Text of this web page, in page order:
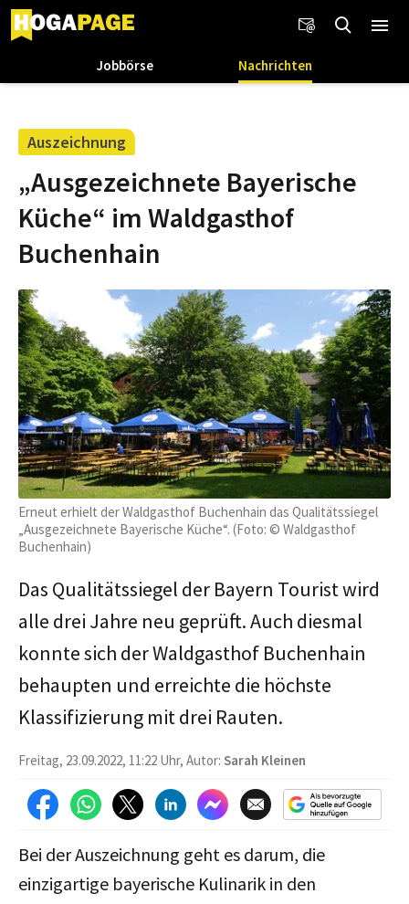
Jobbörse Nachrichten
Auszeichnung
„Ausgezeichnete Bayerische
Küche“ im Waldgasthof
Buchenhain
Erneut erhielt der Waldgasthof Buchenhain das Qualitätssiegel
„Ausgezeichnete Bayerische Küche“. (Foto: © Waldgasthof
Buchenhain)
Das Qualitätssiegel der Bayern Tourist wird
alle drei Jahre neu geprüft. Auch diesmal
konnte sich der Waldgasthof Buchenhain
behaupten und erreichte die höchste
Klassifizierung mit drei Rauten.
Freitag, 23.09.2022, 11:22 Uhr, Autor: Sarah Kleinen
Bei der Auszeichnung geht es darum, die
einzigartige bayerische Kulinarik in den